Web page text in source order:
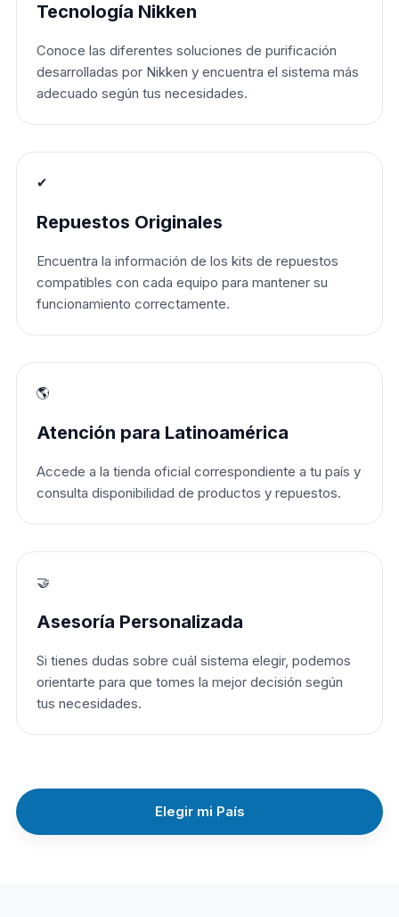
Tecnología Nikken
Conoce las diferentes soluciones de purificación
desarrolladas por Nikken y encuentra el sistema más
adecuado según tus necesidades.
✔
Repuestos Originales
Encuentra la información de los kits de repuestos
compatibles con cada equipo para mantener su
funcionamiento correctamente.
🌎
Atención para Latinoamérica
Accede a la tienda oficial correspondiente a tu país y
consulta disponibilidad de productos y repuestos.
🤝
Asesoría Personalizada
Si tienes dudas sobre cuál sistema elegir, podemos
orientarte para que tomes la mejor decisión según
tus necesidades.
Elegir mi País